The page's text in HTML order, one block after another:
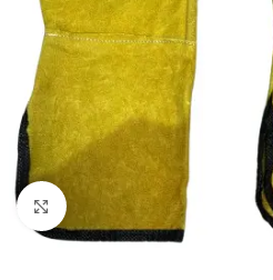
Haga Click para agrandar